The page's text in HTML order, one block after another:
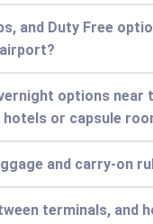
and Duty Free
options near
or capsule
and carry-on
terminals, and